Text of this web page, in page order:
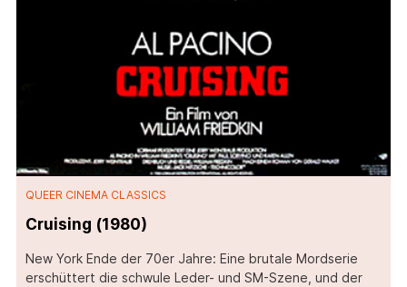
QUEER CINEMA CLASSICS
Cruising (1980)
New York Ende der 70er Jahre: Eine brutale Mordserie
erschüttert die schwule Leder- und SM-Szene, und der